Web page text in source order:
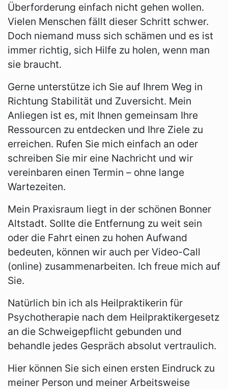
Überforderung einfach nicht gehen wollen.
Vielen Menschen fällt dieser Schritt schwer.
Doch niemand muss sich schämen und es ist
immer richtig, sich Hilfe zu holen, wenn man
sie braucht.
Gerne unterstütze ich Sie auf Ihrem Weg in
Richtung Stabilität und Zuversicht. Mein
Anliegen ist es, mit Ihnen gemeinsam Ihre
Ressourcen zu entdecken und Ihre Ziele zu
erreichen. Rufen Sie mich einfach an oder
schreiben Sie mir eine Nachricht und wir
vereinbaren einen Termin – ohne lange
Wartezeiten.
Mein Praxisraum liegt in der schönen Bonner
Altstadt. Sollte die Entfernung zu weit sein
oder die Fahrt einen zu hohen Aufwand
bedeuten, können wir auch per Video-Call
(online) zusammenarbeiten. Ich freue mich auf
Sie.
Natürlich bin ich als Heilpraktikerin für
Psychotherapie nach dem Heilpraktikergesetz
an die Schweigepflicht gebunden und
behandle jedes Gespräch absolut vertraulich.
Hier können Sie sich einen ersten Eindruck zu
meiner Person und meiner Arbeitsweise